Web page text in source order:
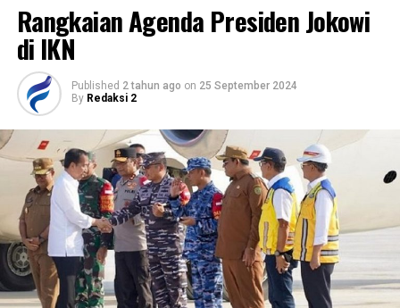
Rangkaian Agenda Presiden Jokowi
di IKN
Published 2 tahun ago on 25 September 2024
By Redaksi 2